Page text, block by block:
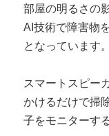
部屋の明るさの
AI技術で障害物
となっています
スマートスピー
かけるだけで掃
子をモニターす